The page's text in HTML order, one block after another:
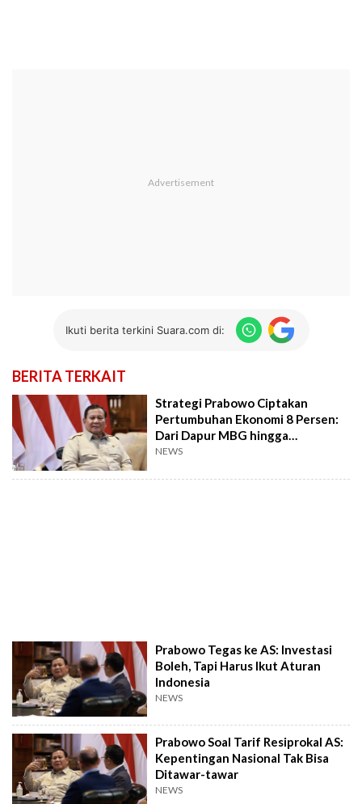
Ikuti berita terkini Suara.com di:
BERITA TERKAIT
Strategi Prabowo Ciptakan
Pertumbuhan Ekonomi 8 Persen:
Dari Dapur MBG hingga
Perumahan Rakyat
NEWS
Prabowo Tegas ke AS: Investasi
Boleh, Tapi Harus Ikut Aturan
Indonesia
NEWS
Prabowo Soal Tarif Resiprokal AS:
Kepentingan Nasional Tak Bisa
Ditawar-tawar
NEWS